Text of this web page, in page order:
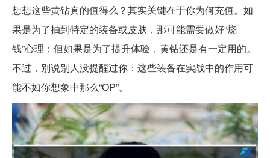
想想这些黄钻真的值得么？其实关键在于你为何充值。如
果是为了抽到特定的装备或皮肤，那可能需要做好“烧
钱”心理；但如果是为了提升体验，黄钻还是有一定用的。
不过，别说别人没提醒过你：这些装备在实战中的作用可
能不如你想象中那么“OP”。